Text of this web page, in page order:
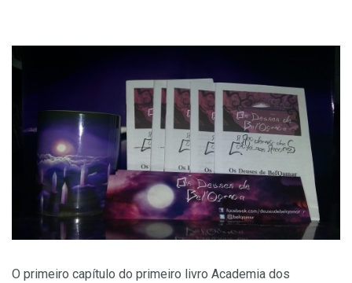
O primeiro capítulo do primeiro livro Academia dos